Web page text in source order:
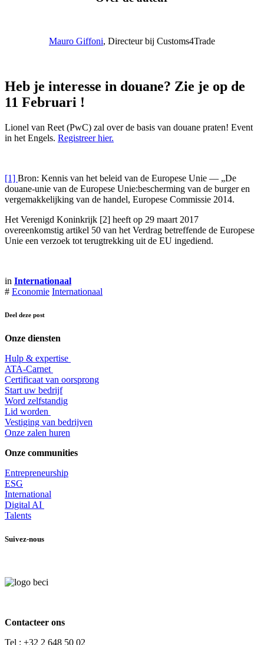
Mauro Giffoni, Directeur bij Customs4Trade
Heb je interesse in douane? Zie je op de
11 Februari !
Lionel van Reet (PwC) zal over de basis van douane praten! Event
in het Engels. Registreer hier.
[1] Bron: Kennis van het beleid van de Europese Unie — „De
douane-unie van de Europese Unie:bescherming van de burger en
vergemakkelijking van de handel, Europese Commissie 2014.
Het Verenigd Koninkrijk [2] heeft op 29 maart 2017
overeenkomstig artikel 50 van het Verdrag betreffende de Europese
Unie een verzoek tot terugtrekking uit de EU ingediend.
in Internationaal
# Economie Internationaal
Deel deze post
Onze diensten
Hulp & expertise
​ATA-Carnet
Certificaat van oorsprong
Start uw bedrijf
Word zelfstandig
Lid worden
​Vestiging van bedrijven
Onze zalen huren
Onze communities
Entrepreneurship
ESG
International
Digital AI
Talents
Suivez-nous
Contacteer ons
Tel : +32 2 648 50 02​